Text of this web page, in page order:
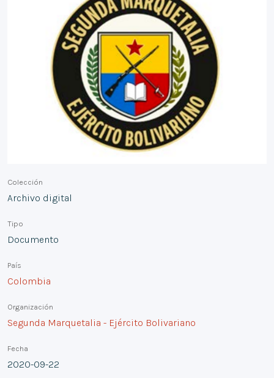
Colección
Archivo digital
Tipo
Documento
País
Colombia
Organización
Segunda Marquetalia - Ejército Bolivariano
Fecha
2020-09-22